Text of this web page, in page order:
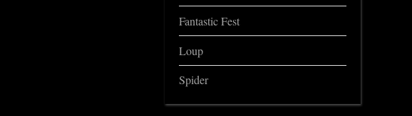
Fantastic Fest
Loup
Spider